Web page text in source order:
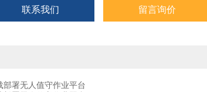
联系我们 留言询价